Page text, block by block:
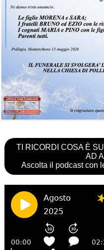
TI RICORDI COSA È
AD
Ascolta il podcast con